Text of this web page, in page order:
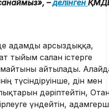
санаймыз», –делінген
адамды арсыздыққа,
тыйым салған істерге
айтылады.
түсіндіруінше, дін мен
дәріптейтін,
үндейтін,